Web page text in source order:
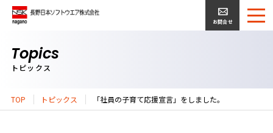
お問合せ
トピックス
Topics
TOP トピックス 「社員の子育て応援宣言」をしました。